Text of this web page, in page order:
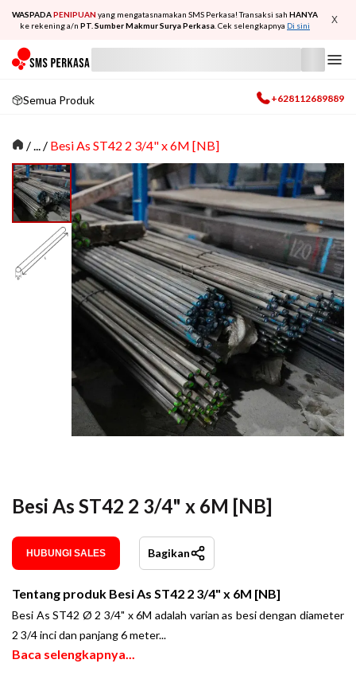
WASPADAPENIPUAN yang mengatasnamakan SMS Perkasa! Transaksi sah HANYA
ke rekening a/n PT. Sumber Makmur Surya Perkasa . Cek selengkapnya Di sini X
Semua Produk +628112689889
/... / Besi As ST42 2 3/4" x 6M [NB]
Besi As ST42 2 3/4" x 6M [NB]
HUBUNGI SALES Bagikan
Tentang produk Besi As ST42 2 3/4" x 6M [NB]
Besi As ST42 Ø 2 3/4" x 6M adalah varian as besi dengan diameter
2 3/4 inci dan panjang 6 meter...
Baca selengkapnya...